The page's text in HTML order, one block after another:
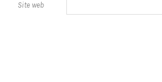
Site web